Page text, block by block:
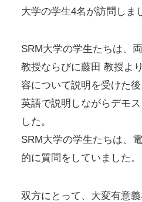
大学の学生4名が訪問しま
SRM大学の学生たちは、
教授ならびに藤田 教授よ
容について説明を受けた
英語で説明しながらデモ
した。
SRM大学の学生たちは、
的に質問をしていました。
双方にとって、大変有意